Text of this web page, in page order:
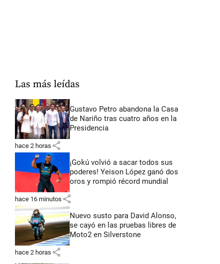
Las más leídas
Gustavo Petro abandona la Casa
de Nariño tras cuatro años en la
Presidencia
hace 2 horas share
¡Gokú volvió a sacar todos sus
poderes! Yeison López ganó dos
oros y rompió récord mundial
hace 16 minutos share
Nuevo susto para David Alonso,
se cayó en las pruebas libres de
Moto2 en Silverstone
hace 2 horas share